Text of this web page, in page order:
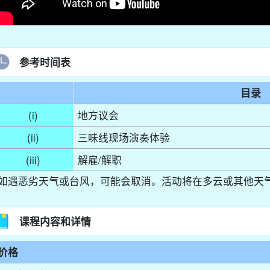
参考时间表
目录
(i)
地方议会
(ii)
三味线现场演奏体验
(iii)
解雇/解职
遇恶劣天气或台风，可能会取消。 活动将在多云或其他天
课程内容和详情
格